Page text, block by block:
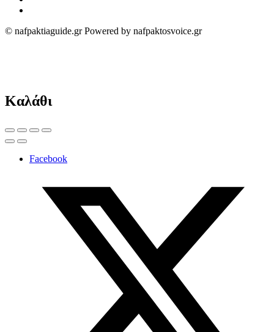
© nafpaktiaguide.gr Powered by nafpaktosvoice.gr
Καλάθι
Facebook